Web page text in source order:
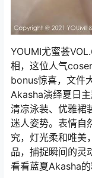
YOUMI尤蜜荟
相，这位人气
bonus惊喜，文件
Akasha演绎夏日
清凉泳装、优雅裙
迷人姿势。表情自
究，灯光柔和唯美
品，捕捉瞬间的灵
看看蓝夏Akasha的